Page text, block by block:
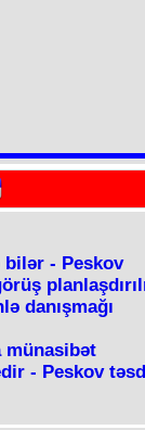
bilər - Peskov
danışmağı
münasibət
- Peskov